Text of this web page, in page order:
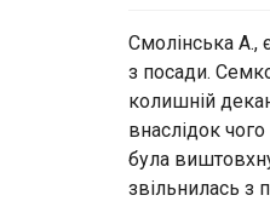
Смолінська А.,
з посади.
колишній
внаслідок
була
звільнилась з